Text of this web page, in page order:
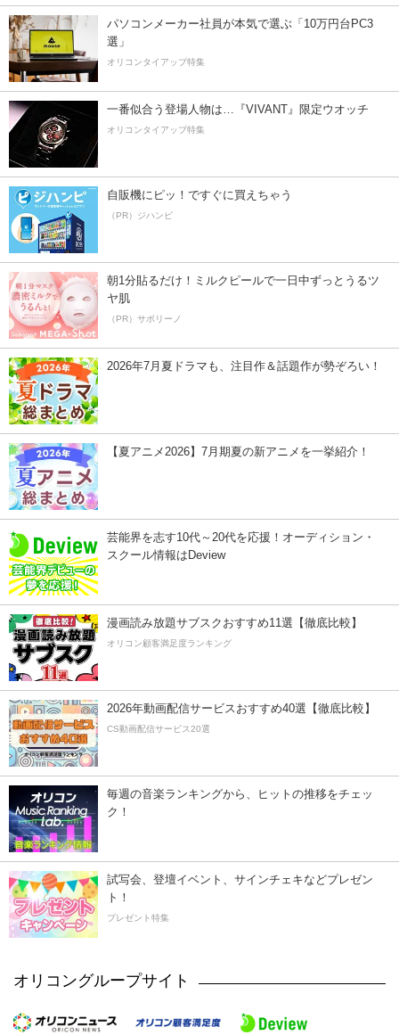
パソコンメーカー社員が本気で選ぶ「10万円台PC3
選」
オリコンタイアップ特集
一番似合う登場人物は…『VIVANT』限定ウオッチ
オリコンタイアップ特集
自販機にピッ！ですぐに買えちゃう
（PR）ジハンピ
朝1分貼るだけ！ミルクピールで一日中ずっとうるツ
ヤ肌
（PR）サボリーノ
2026年7月夏ドラマも、注目作＆話題作が勢ぞろい！
【夏アニメ2026】7月期夏の新アニメを一挙紹介！
芸能界を志す10代～20代を応援！オーディション・
スクール情報はDeview
漫画読み放題サブスクおすすめ11選【徹底比較】
オリコン顧客満足度ランキング
2026年動画配信サービスおすすめ40選【徹底比較】
CS動画配信サービス20選
毎週の音楽ランキングから、ヒットの推移をチェッ
ク！
試写会、登壇イベント、サインチェキなどプレゼン
ト！
プレゼント特集
オリコングループサイト